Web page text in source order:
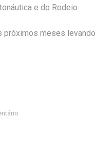
e do Rodeio
próximos meses levando